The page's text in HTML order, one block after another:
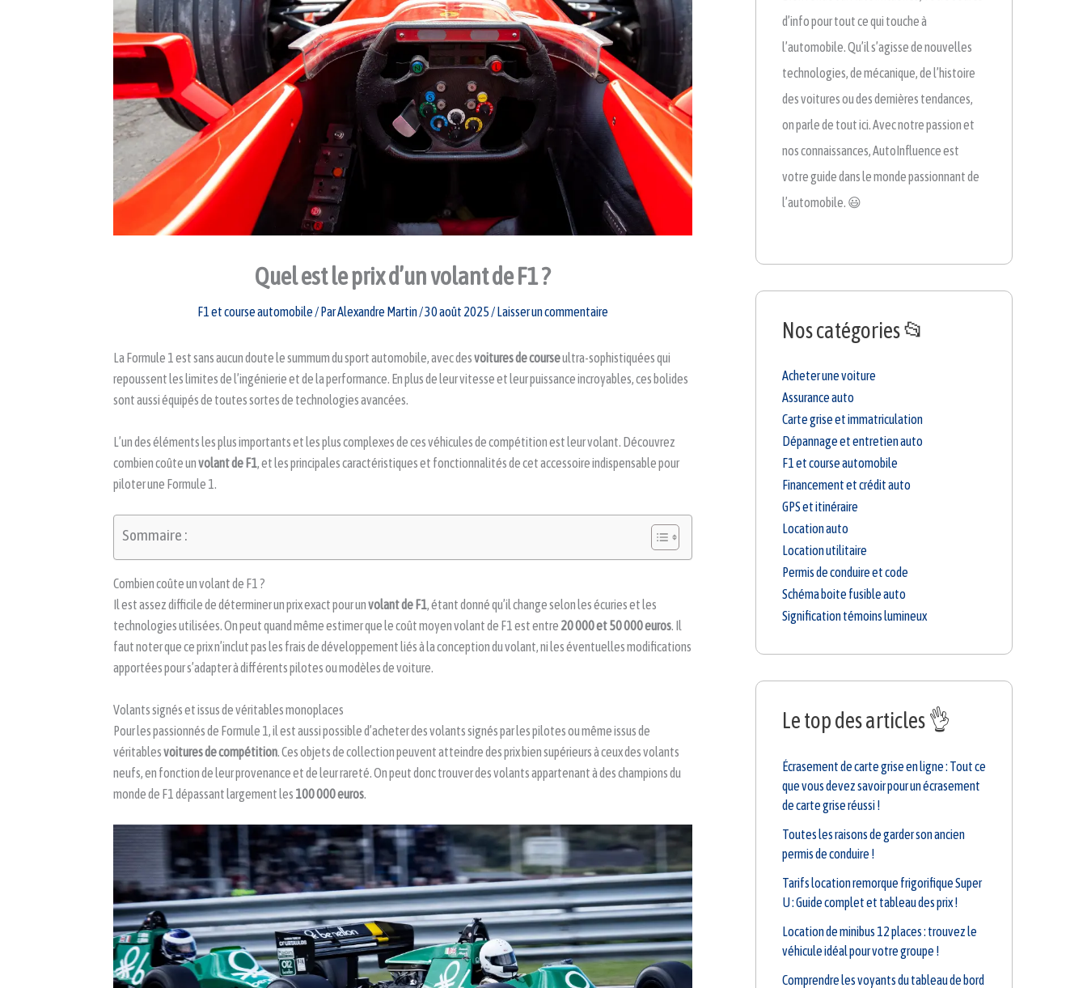
Quel est le prix d’un volant de F1 ?
F1 et course automobile / ParAlexandre Martin/30 août 2025 /Laisser un commentaire
La Formule 1 est sans aucun doute le summum du sport automobile, avec desvoitures de courseultra-sophistiquées qui
repoussent les limites de l’ingénierie et de la performance. En plus de leur vitesse et leur puissance incroyables, ces bolides
sont aussi équipés de toutes sortes de technologies avancées.
L’un des éléments les plus importants et les plus complexes de ces véhicules de compétition est leur volant. Découvrez
combien coûte unvolant de F1 , et les principales caractéristiques et fonctionnalités de cet accessoire indispensable pour
piloter une Formule 1.
Sommaire :
Combien coûte un volant de F1 ?
Il est assez difficile de déterminer un prix exact pour unvolant de F1, étant donné qu’il change selon les écuries et les
technologies utilisées. On peut quand même estimer que le coût moyen volant de F1 est entre 20 000 et 50 000 euros. Il
faut noter que ce prix n’inclut pas les frais de développement liés à la conception du volant, ni les éventuelles modifications
apportées pour s’adapter à différents pilotes ou modèles de voiture.
Volants signés et issus de véritables monoplaces
Pour les passionnés de Formule 1, il est aussi possible d’acheter des volants signés par les pilotes ou même issus de
véritablesvoitures de compétition. Ces objets de collection peuvent atteindre des prix bien supérieurs à ceux des volants
neufs, en fonction de leur provenance et de leur rareté. On peut donc trouver des volants appartenant à des champions du
monde de F1 dépassant largement les 100 000 euros.
d’info pour tout ce qui touche à
l’automobile. Qu’il s’agisse de nouvelles
technologies, de mécanique, de l’histoire
des voitures ou des dernières tendances,
on parle de tout ici. Avec notre passion et
nos connaissances, AutoInfluence est
votre guide dans le monde passionnant de
l’automobile. 😃
Nos catégories 📂
Acheter une voiture
Assurance auto
Carte grise et immatriculation
Dépannage et entretien auto
F1 et course automobile
Financement et crédit auto
GPS et itinéraire
Location auto
Location utilitaire
Permis de conduire et code
Schéma boite fusible auto
Signification témoins lumineux
Le top des articles 👌
Écrasement de carte grise en ligne : Tout ce
que vous devez savoir pour un écrasement
de carte grise réussi !
Toutes les raisons de garder son ancien
permis de conduire !
Tarifs location remorque frigorifique Super
U : Guide complet et tableau des prix !
Location de minibus 12 places : trouvez le
véhicule idéal pour votre groupe !
Comprendre les voyants du tableau de bord